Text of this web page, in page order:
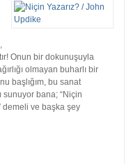
Onun bir dokunuşuyla
olmayan buharlı bir
başlığım, bu sanat
sunuyor bana; “Niçin
demeli ve başka şey